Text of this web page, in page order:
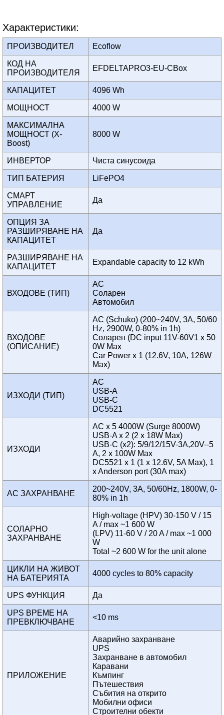
Характеристики:
ПРОИЗВОДИТЕЛ Ecoflow
КОД НА
ПРОИЗВОДИТЕЛЯ
EFDELTAPRO3-EU-CBox
КАПАЦИТЕТ 4096 Wh
МОЩНОСТ 4000 W
МАКСИМАЛНА
МОЩНОСТ (X-
Boost)
8000 W
ИНВЕРТОР Чиста синусоида
ТИП БАТЕРИЯ LiFePO4
СМАРТ
УПРАВЛЕНИЕ
Да
ОПЦИЯ ЗА
РАЗШИРЯВАНЕ НА
КАПАЦИТЕТ
Да
РАЗШИРЯВАНЕ НА
КАПАЦИТЕТ
Expandable capacity to 12 kWh
ВХОДОВЕ (ТИП)
AC
Соларен
Автомобил
ВХОДОВЕ
(ОПИСАНИЕ)
AC (Schuko) (200~240V, 3A, 50/60
Hz, 2900W, 0-80% in 1h)
Соларен (DC input 11V-60V1 x 50
0W Max
Car Power x 1 (12.6V, 10A, 126W
Max)
ИЗХОДИ (ТИП)
AC
USB-A
USB-C
DC5521
ИЗХОДИ
AC x 5 4000W (Surge 8000W)
USB-A x 2 (2 x 18W Max)
USB-C (x2): 5/9/12/15V-3A,20V--5
A, 2 x 100W Max
DC5521 x 1 (1 x 12.6V, 5A Max), 1
x Anderson port (30A max)
AC ЗАХРАНВАНЕ
200~240V, 3A, 50/60Hz, 1800W, 0-
80% in 1h
СОЛАРНО
ЗАХРАНВАНЕ
High-voltage (HPV) 30-150 V / 15
A / max ~1 600 W
(LPV) 11-60 V / 20 A / max ~1 000
W
Total ~2 600 W for the unit alone
ЦИКЛИ НА ЖИВОТ
НА БАТЕРИЯТА
4000 cycles to 80% capacity
UPS ФУНКЦИЯ Да
UPS ВРЕМЕ НА
ПРЕВКЛЮЧВАНЕ
<10 ms
ПРИЛОЖЕНИЕ
Аварийно захранване
UPS
Захранване в автомобил
Каравани
Къмпинг
Пътешествия
Събития на открито
Мобилни офиси
Строителни обекти